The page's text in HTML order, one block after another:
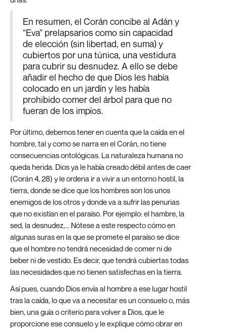
En resumen, el Corán concibe al Adán y
“Eva” prelapsarios como sin capacidad
de elección (sin libertad, en suma) y
cubiertos por una túnica, una vestidura
para cubrir su desnudez. A ello se debe
añadir el hecho de que Dios les había
colocado en un jardín y les había
prohibido comer del árbol para que no
fueran de los impíos.
Por último, debemos tener en cuenta que la caída en el
hombre, tal y como se narra en el Corán, no tiene
consecuencias ontológicas. La naturaleza humana no
queda herida. Dios ya le había creado débil antes de caer
(Corán 4, 28) y le ordena ir a vivir a un entorno hostil, la
tierra, donde se dice que los hombres son los unos
enemigos de los otros y donde va a sufrir las penurias
que no existían en el paraíso. Por ejemplo: el hambre, la
sed, la desnudez,... Nótese a este respecto cómo en
algunas suras en la que se promete el paraíso se dice
que el hombre no tendrá necesidad de comer ni de
beber ni de vestido. Es decir, que tendrá cubiertas todas
las necesidades que no tienen satisfechas en la tierra.
Así pues, cuando Dios envía al hombre a ese lugar hostil
tras la caída, lo que va a necesitar es un consuelo o, más
bien, una guía o criterio para volver a Dios, que le
proporcione ese consuelo y le explique cómo obrar en